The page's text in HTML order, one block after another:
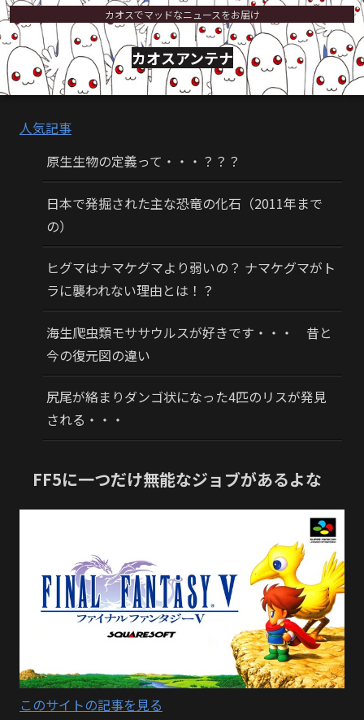
カオスでマッドなニュースをお届け
カオスアンテナ
人気記事
原生生物の定義って・・・？？？
日本で発掘された主な恐竜の化石（2011年まで
の）
ヒグマはナマケグマより弱いの？ ナマケグマがト
ラに襲われない理由とは！？
海生爬虫類モササウルスが好きです・・・ 昔と
今の復元図の違い
尻尾が絡まりダンゴ状になった4匹のリスが発見
される・・・
FF5に一つだけ無能なジョブがあるよな
このサイトの記事を見る